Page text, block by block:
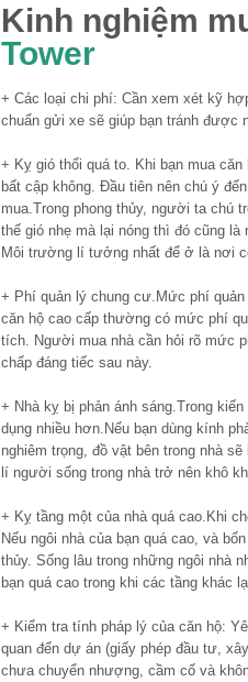
Kinh nghiệm
Tower
+ Các loại chi phí: Cần xem xét kỹ
chuẩn gửi xe sẽ giúp bạn tránh được
+ Kỵ gió thổi quá to. Khi bạn mua
bất cập không. Đầu tiên nên chú ý
mua.Trong phong thủy, người ta chú
thế gió nhẹ mà lại nóng thì đó cũng
Môi trường lí tưởng nhất để ở là nơi
+ Phí quản lý chung cư.Mức phí
căn hộ cao cấp thường có mức phí
tích. Người mua nhà cần hỏi rõ mức
chấp đáng tiếc sau này.
+ Nhà kỵ bị phản ánh sáng.Trong
dụng nhiều hơn.Nếu bạn dùng kính
nghiêm trọng, đồ vật bên trong nhà
lí người sống trong nhà trở nên khô
+ Kỵ tầng một của nhà quá cao.Khi
Nếu ngôi nhà của bạn quá cao, và
thủy. Sống lâu trong những ngôi nhà
bạn quá cao trong khi các tầng khác
+ Kiểm tra tính pháp lý của căn hộ:
quan đến dự án (giấy phép đầu tư,
chưa chuyển nhượng, cầm cố và